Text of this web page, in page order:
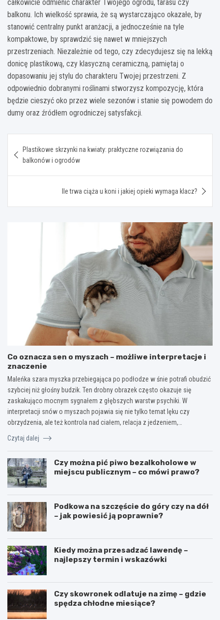
całkowicie odmienić charakter Twojego ogrodu, tarasu czy
balkonu. Ich wielkość sprawia, że są wystarczająco okazałe, by
stanowić centralny punkt aranżacji, a jednocześnie na tyle
kompaktowe, by sprawdzić się nawet w mniejszych
przestrzeniach. Niezależnie od tego, czy zdecydujesz się na lekką
donicę plastikową, czy klasyczną ceramiczną, pamiętaj o
dopasowaniu jej stylu do charakteru Twojej przestrzeni. Z
odpowiednio dobranymi roślinami stworzysz kompozycję, która
będzie cieszyć oko przez wiele sezonów i stanie się powodem do
dumy oraz źródłem ogrodniczej satysfakcji.
wpisu
Plastikowe skrzynki na kwiaty: praktyczne rozwiązania do
balkonów i ogrodów
Ile trwa ciąża u koni i jakiej opieki wymaga klacz?
Co oznacza sen o myszach – możliwe interpretacje i
znaczenie
Maleńka szara myszka przebiegająca po podłodze w śnie potrafi obudzić
szybciej niż głośny budzik. Ten drobny obrazek często okazuje się
zaskakująco mocnym sygnałem z głębszych warstw psychiki. W
interpretacji snów o myszach pojawia się nie tylko temat lęku czy
obrzydzenia, ale też kontrola nad ciałem, relacja z jedzeniem,…
Czytaj dalej
Czy można pić piwo bezalkoholowe w
miejscu publicznym – co mówi prawo?
Podkowa na szczęście do góry czy na dół
– jak powiesić ją poprawnie?
Kiedy można przesadzać lawendę –
najlepszy termin i wskazówki
Czy skowronek odlatuje na zimę – gdzie
spędza chłodne miesiące?